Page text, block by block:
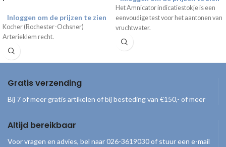
Inloggen om de prijzen te zien
Kocher (Rochester-Ochsner)
Arterieklem recht.
Het Amnicator indicatiestokje is een
eenvoudige test voor het aantonen van
vruchtwater.
Gratis verzending
Bij 7 of meer gratis artikelen of bij besteding van €150,- of meer
Altijd bereikbaar
Voor vragen en advies, bel naar 026-3619030 of stuur een e-mail